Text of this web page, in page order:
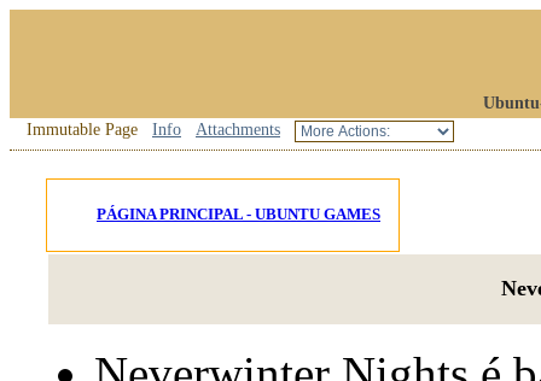
Immutable Page
Info Attachments
PÁGINA PRINCIPAL - UBUNTU GAMES